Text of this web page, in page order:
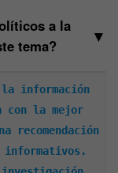
a la
tema?
▼
la información
con la mejor
recomendación